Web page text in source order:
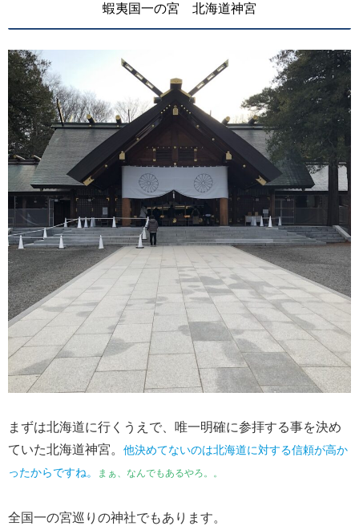
蝦夷国一の宮 北海道神宮
まずは北海道に行くうえで、唯一明確に参拝する事を決め
ていた北海道神宮。 他決めてないのは北海道に対する信頼が高か
ったからですね。
まぁ、なんでもあるやろ。。
全国一の宮巡りの神社でもあります。